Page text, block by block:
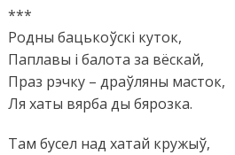
***
Родны бацькоўскі куток,
Паплавы і балота за вёскай,
Праз рэчку – драўляны масток,
Ля хаты вярба ды бярозка.
Там бусел над хатай кружыў,